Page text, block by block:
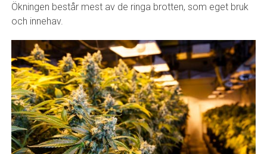
Ökningen består mest av de ringa brotten, som eget bruk
och innehav.